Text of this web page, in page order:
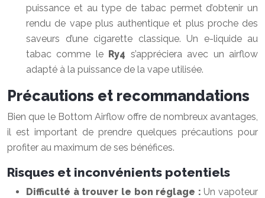
puissance et au type de tabac permet d’obtenir un
rendu de vape plus authentique et plus proche des
saveurs d’une cigarette classique. Un e-liquide au
tabac comme le Ry4 s’appréciera avec un airflow
adapté à la puissance de la vape utilisée.
Précautions et recommandations
Bien que le Bottom Airflow offre de nombreux avantages,
il est important de prendre quelques précautions pour
profiter au maximum de ses bénéfices.
Risques et inconvénients potentiels
Difficulté à trouver le bon réglage : Un vapoteur